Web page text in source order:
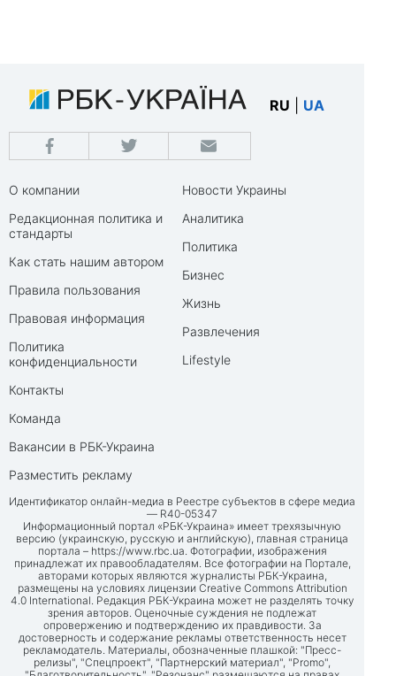
RU UA
О компании
Редакционная политика и
стандарты
Как стать нашим автором
Правила пользования
Правовая информация
Политика
конфиденциальности
Контакты
Команда
Вакансии в РБК-Украина
Разместить рекламу
Новости Украины
Аналитика
Политика
Бизнес
Жизнь
Развлечения
Lifestyle
Идентификатор онлайн-медиа в Реестре субъектов в сфере медиа
— R40-05347
Информационный портал «РБК-Украина» имеет трехязычную
версию (украинскую, русскую и английскую), главная страница
портала – https://www.rbc.ua. Фотографии, изображения
принадлежат их правообладателям. Все фотографии на Портале,
авторами которых являются журналисты РБК-Украина,
размещены на условиях лицензии Creative Commons Attribution
4.0 International. Редакция РБК-Украина может не разделять точку
зрения авторов. Оценочные суждения не подлежат
опровержению и подтверждению их правдивости. За
достоверность и содержание рекламы ответственность несет
рекламодатель. Материалы, обозначенные плашкой: "Пресс-
релизы", "Спецпроект", "Партнерский материал", "Promo",